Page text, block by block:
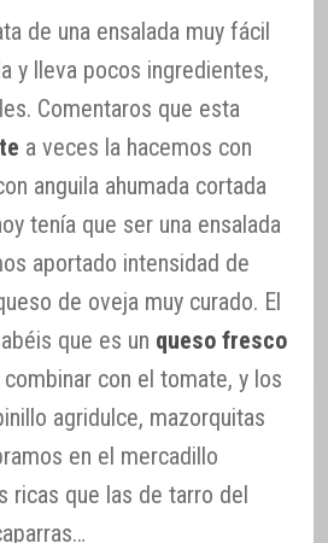
de una ensalada muy fácil
y lleva pocos ingredientes,
Comentaros que esta
a veces la hacemos con
anguila ahumada cortada
tenía que ser una ensalada
aportado intensidad de
de oveja muy curado. El
que es un queso fresco
combinar con el tomate, y los
agridulce, mazorquitas
en el mercadillo
ricas que las de tarro del